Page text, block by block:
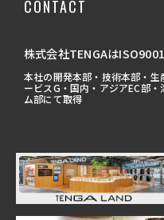
CONTACT
株式会社TENGAは
本社の開発本部・技術本部・
ービスG・国内・アジアEC部
ム部にて取得